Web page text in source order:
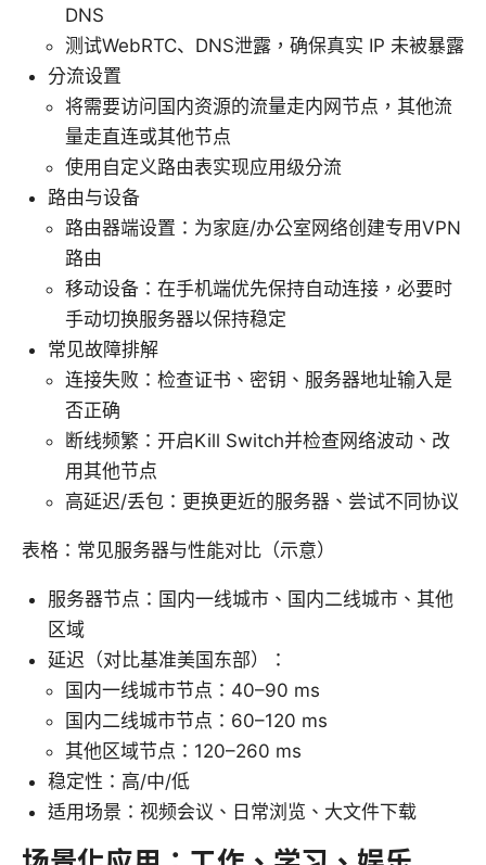
DNS
测试WebRTC、DNS泄露，确保真实 IP 未被暴露
分流设置
将需要访问国内资源的流量走内网节点，其他流
量走直连或其他节点
使用自定义路由表实现应用级分流
路由与设备
路由器端设置：为家庭/办公室网络创建专用VPN
路由
移动设备：在手机端优先保持自动连接，必要时
手动切换服务器以保持稳定
常见故障排解
连接失败：检查证书、密钥、服务器地址输入是
否正确
断线频繁：开启Kill Switch并检查网络波动、改
用其他节点
高延迟/丢包：更换更近的服务器、尝试不同协议
表格：常见服务器与性能对比（示意）
服务器节点：国内一线城市、国内二线城市、其他
区域
延迟（对比基准美国东部）：
国内一线城市节点：40–90 ms
国内二线城市节点：60–120 ms
其他区域节点：120–260 ms
稳定性：高/中/低
适用场景：视频会议、日常浏览、大文件下载